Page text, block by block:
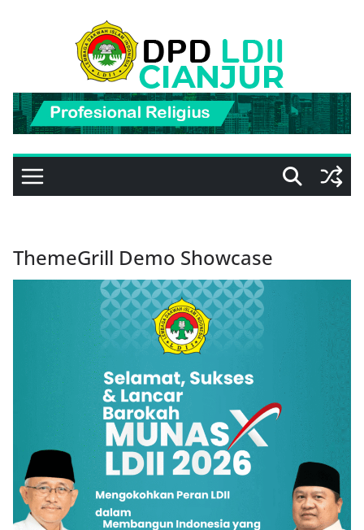
ThemeGrill Demo Showcase